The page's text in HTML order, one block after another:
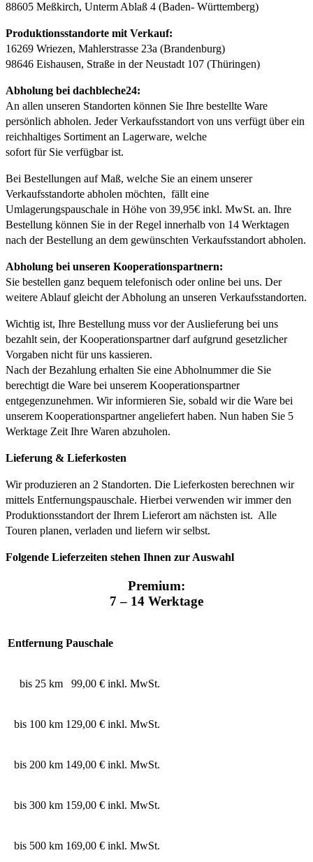
88605 Meßkirch, Unterm Ablaß 4 (Baden- Württemberg)
Produktionsstandorte mit Verkauf:
16269 Wriezen, Mahlerstrasse 23a (Brandenburg)
98646 Eishausen, Straße in der Neustadt 107 (Thüringen)
Abholung bei dachbleche24:
An allen unseren Standorten können Sie Ihre bestellte Ware
persönlich abholen. Jeder Verkaufsstandort von uns verfügt über ein
reichhaltiges Sortiment an Lagerware, welche
sofort für Sie verfügbar ist.
Bei Bestellungen auf Maß, welche Sie an einem unserer
Verkaufsstandorte abholen möchten, fällt eine
Umlagerungspauschale in Höhe von 39,95€ inkl. MwSt. an. Ihre
Bestellung können Sie in der Regel innerhalb von 14 Werktagen
nach der Bestellung an dem gewünschten Verkaufsstandort abholen.
Abholung bei unseren Kooperationspartnern:
Sie bestellen ganz bequem telefonisch oder online bei uns. Der
weitere Ablauf gleicht der Abholung an unseren Verkaufsstandorten.
Wichtig ist, Ihre Bestellung muss vor der Auslieferung bei uns
bezahlt sein, der Kooperationspartner darf aufgrund gesetzlicher
Vorgaben nicht für uns kassieren.
Nach der Bezahlung erhalten Sie eine Abholnummer die Sie
berechtigt die Ware bei unserem Kooperationspartner
entgegenzunehmen. Wir informieren Sie, sobald wir die Ware bei
unserem Kooperationspartner angeliefert haben. Nun haben Sie 5
Werktage Zeit Ihre Waren abzuholen.
Lieferung & Lieferkosten
Wir produzieren an 2 Standorten. Die Lieferkosten berechnen wir
mittels Entfernungspauschale. Hierbei verwenden wir immer den
Produktionsstandort der Ihrem Lieferort am nächsten ist. Alle
Touren planen, verladen und liefern wir selbst.
Folgende Lieferzeiten stehen Ihnen zur Auswahl
Premium:
7 – 14 Werktage
Entfernung Pauschale
bis 25 km 99,00 € inkl. MwSt.
bis 100 km 129,00 € inkl. MwSt.
bis 200 km 149,00 € inkl. MwSt.
bis 300 km 159,00 € inkl. MwSt.
bis 500 km 169,00 € inkl. MwSt.